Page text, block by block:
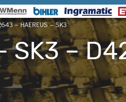
– HAEREUS – SK3
SK3 –